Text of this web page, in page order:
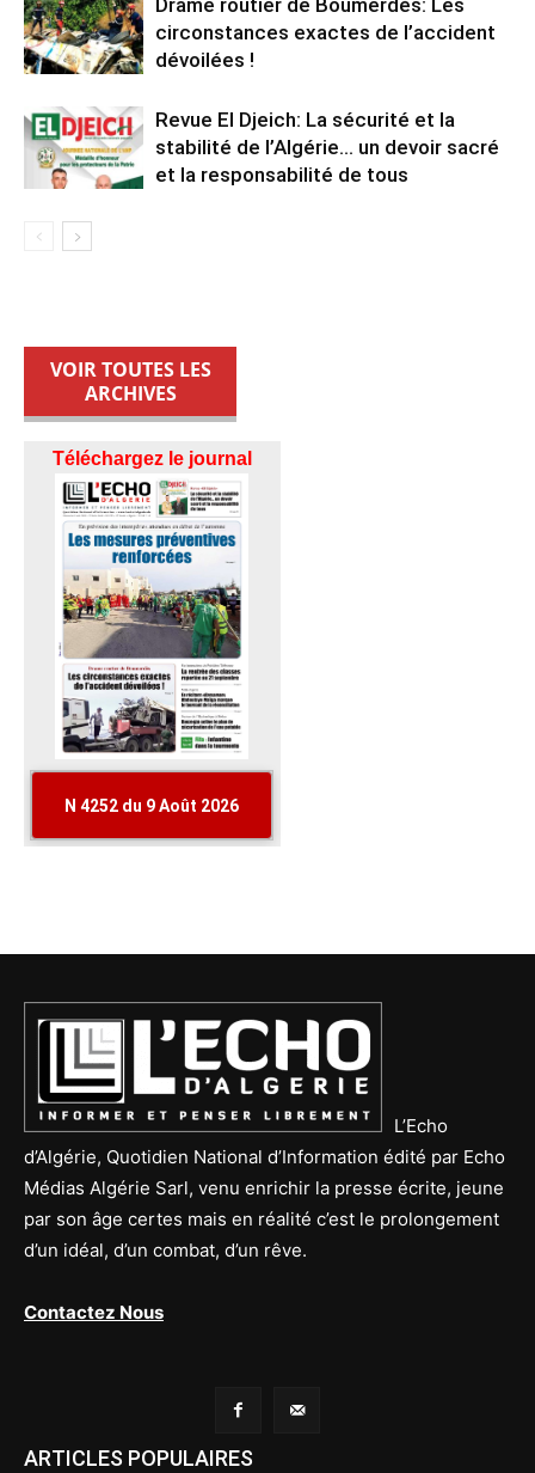
circonstances exactes de l’accident
dévoilées !
Revue El Djeich: La sécurité et la
stabilité de l’Algérie… un devoir sacré
et la responsabilité de tous
VOIR TOUTES LES
ARCHIVES
L’Echo
d’Algérie, Quotidien National d’Information édité par Echo
Médias Algérie Sarl, venu enrichir la presse écrite, jeune
par son âge certes mais en réalité c’est le prolongement
d’un idéal, d’un combat, d’un rêve.
Contactez Nous
ARTICLES POPULAIRES